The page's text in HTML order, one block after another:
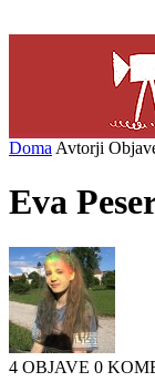
Doma Avtorji
Eva
4 OBJAVE 0